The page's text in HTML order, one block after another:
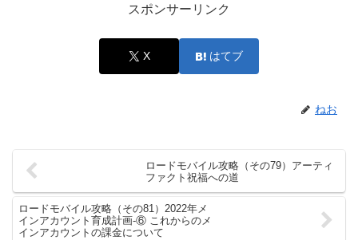
スポンサーリンク
X はてブ
ねお
ロードモバイル攻略（その79）アーティ
ファクト祝福への道
ロードモバイル攻略（その81）2022年メ
インアカウント育成計画-⑥ これからのメ
インアカウントの課金について